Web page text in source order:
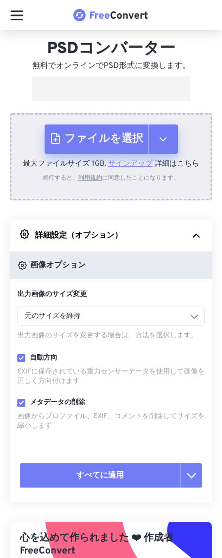
PSDコンバーター
無料でオンラインでPSD形式に変換します。
ファイルを選択
デバイスから
Googleドライブから
URLから
最大ファイルサイズ 1GB. サインアップ詳細はこちら
続行すると、 利用規約に同意したことになります。
詳細設定（オプション）
画像オプション
出力画像のサイズ変更
元のサイズを維持
出力画像のサイズを変更する場合は、方法を選択します。
自動方向
EXIFに保存されている重力センサーデータを使用して画像を
正しく方向付けます
メタデータの削除
画像からプロファイル、EXIF、コメントを削除してサイズを
縮小します
すべてに適用
プリセットから適用
プリセットとして保存
心を込めて作られました ❤️作成者
FreeConvert